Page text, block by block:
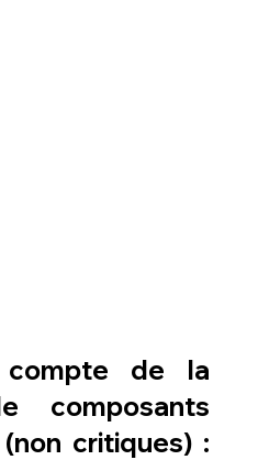
de la
composants
critiques) :